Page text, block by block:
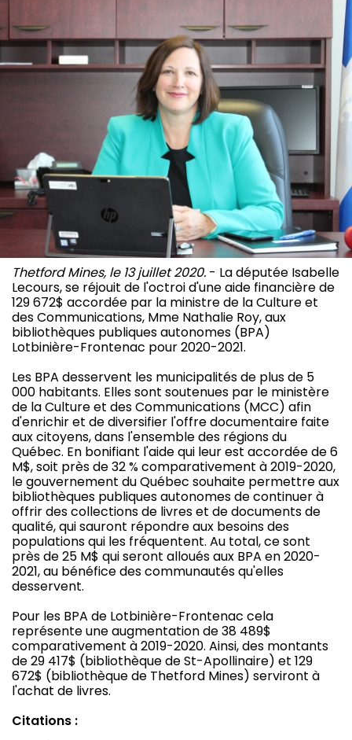
Thetford Mines, le 13 juillet 2020. - La députée Isabelle
Lecours, se réjouit de l'octroi d'une aide financière de
129 672$ accordée par la ministre de la Culture et
des Communications, Mme Nathalie Roy, aux
bibliothèques publiques autonomes (BPA)
Lotbinière-Frontenac pour 2020-2021.
Les BPA desservent les municipalités de plus de 5
000 habitants. Elles sont soutenues par le ministère
de la Culture et des Communications (MCC) afin
d'enrichir et de diversifier l'offre documentaire faite
aux citoyens, dans l'ensemble des régions du
Québec. En bonifiant l'aide qui leur est accordée de 6
M$, soit près de 32 % comparativement à 2019-2020,
le gouvernement du Québec souhaite permettre aux
bibliothèques publiques autonomes de continuer à
offrir des collections de livres et de documents de
qualité, qui sauront répondre aux besoins des
populations qui les fréquentent. Au total, ce sont
près de 25 M$ qui seront alloués aux BPA en 2020-
2021, au bénéfice des communautés qu'elles
desservent.
Pour les BPA de Lotbinière-Frontenac cela
représente une augmentation de 38 489$
comparativement à 2019-2020. Ainsi, des montants
de 29 417$ (bibliothèque de St-Apollinaire) et 129
672$ (bibliothèque de Thetford Mines) serviront à
l'achat de livres.
Citations :